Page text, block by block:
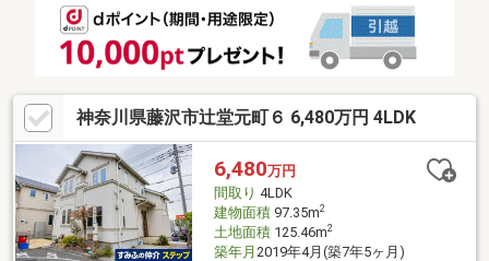
神奈川県藤沢市辻堂元町６ 6,480万円 4LDK
6,480万円
間取り 4LDK
建物面積97.35m2
土地面積125.46m2
築年月 2019年4月(築7年5ヶ月)